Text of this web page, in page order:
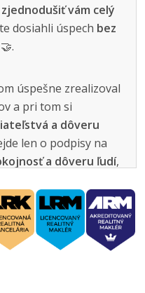
zjednodušiť vám celý
dosiahli úspech bez
🤝.
úspešne zrealizoval
a pri tom si
a dôveru
len o podpisy na
a dôveru ľudí,
individuálne, snažím
apriniesť optimálne